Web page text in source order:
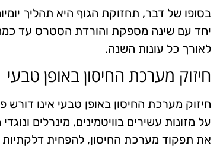
בסופו של דבר, תחזוקת הגוף היא תהליך
יחד עם שינה מספקת והורדת הסטרס עד
לאורך כל עונות השנה.
חיזוק מערכת החיסון באופן טבעי
חיזוק מערכת החיסון באופן טבעי אינו
על מזונות עשירים בוויטמינים, מינרלים
את תפקוד מערכת החיסון, להפחית דלקתיות